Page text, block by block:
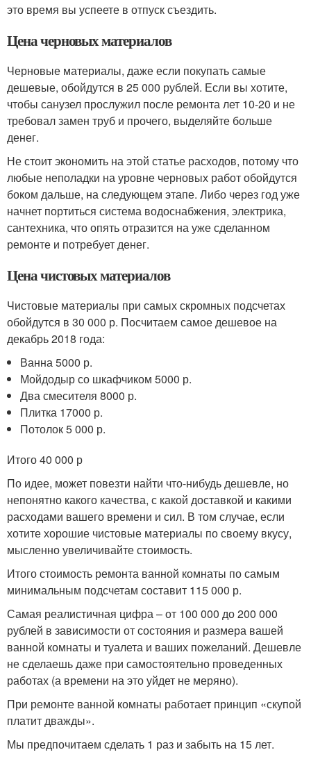
это время вы успеете в отпуск съездить.
Цена черновых материалов
Черновые материалы, даже если покупать самые
дешевые, обойдутся в 25 000 рублей. Если вы хотите,
чтобы санузел прослужил после ремонта лет 10-20 и не
требовал замен труб и прочего, выделяйте больше
денег.
Не стоит экономить на этой статье расходов, потому что
любые неполадки на уровне черновых работ обойдутся
боком дальше, на следующем этапе. Либо через год уже
начнет портиться система водоснабжения, электрика,
сантехника, что опять отразится на уже сделанном
ремонте и потребует денег.
Цена чистовых материалов
Чистовые материалы при самых скромных подсчетах
обойдутся в 30 000 р. Посчитаем самое дешевое на
декабрь 2018 года:
Ванна 5000 р.
Мойдодыр со шкафчиком 5000 р.
Два смесителя 8000 р.
Плитка 17000 р.
Потолок 5 000 р.
Итого 40 000 р
По идее, может повезти найти что-нибудь дешевле, но
непонятно какого качества, с какой доставкой и какими
расходами вашего времени и сил. В том случае, если
хотите хорошие чистовые материалы по своему вкусу,
мысленно увеличивайте стоимость.
Итого стоимость ремонта ванной комнаты по самым
минимальным подсчетам составит 115 000 р.
Самая реалистичная цифра – от 100 000 до 200 000
рублей в зависимости от состояния и размера вашей
ванной комнаты и туалета и ваших пожеланий. Дешевле
не сделаешь даже при самостоятельно проведенных
работах (а времени на это уйдет не меряно).
При ремонте ванной комнаты работает принцип «скупой
платит дважды».
Мы предпочитаем сделать 1 раз и забыть на 15 лет.